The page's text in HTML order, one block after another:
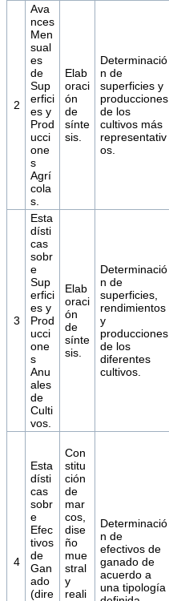
2
Ava
nces
Men
sual
es
de
Sup
erfici
es y
Prod
ucci
one
s
Agrí
cola
s.
Elab
oraci
ón
de
sínte
sis.
Determinació
n de
superficies y
producciones
de los
cultivos más
representativ
os.
3
Esta
dísti
cas
sobr
e
Sup
erfici
es y
Prod
ucci
one
s
Anu
ales
de
Culti
vos.
Elab
oraci
ón
de
sínte
sis.
Determinació
n de
superficies,
rendimientos
y
producciones
de los
diferentes
cultivos.
4
Esta
dísti
cas
sobr
e
Efec
tivos
de
Gan
ado
(dire
Con
stitu
ción
de
mar
cos,
dise
ño
mue
stral
y
reali
Determinació
n de
efectivos de
ganado de
acuerdo a
una tipología